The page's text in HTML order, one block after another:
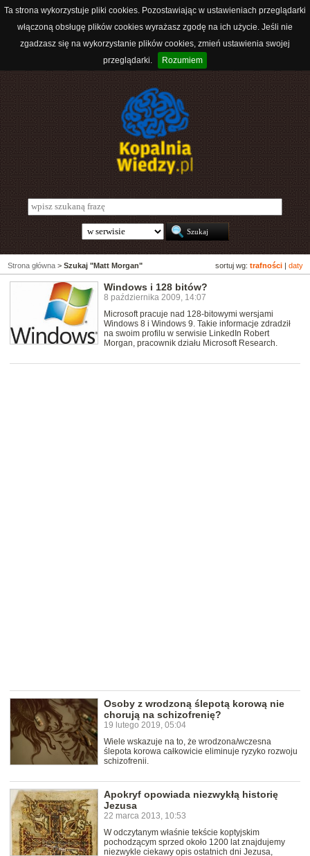
Ta strona wykorzystuje pliki cookies. Pozostawiając w ustawieniach przeglądarki
włączoną obsługę plików cookies wyrażasz zgodę na ich użycie. Jeśli nie
zgadzasz się na wykorzystanie plików cookies, zmień ustawienia swojej
przeglądarki.
Rozumiem
sortuj wg: trafności daty
Strona główna > Szukaj "Matt Morgan"
Windows i 128 bitów?
8 października 2009, 14:07
Microsoft pracuje nad 128-bitowymi wersjami
Windows 8 i Windows 9. Takie informacje zdradził
na swoim profilu w serwisie LinkedIn Robert
Morgan, pracownik działu Microsoft Research.
Osoby z wrodzoną ślepotą korową nie
chorują na schizofrenię?
19 lutego 2019, 05:04
Wiele wskazuje na to, że wrodzona/wczesna
ślepota korowa całkowicie eliminuje ryzyko rozwoju
schizofrenii.
Apokryf opowiada niezwykłą historię
Jezusa
22 marca 2013, 10:53
W odczytanym właśnie tekście koptyjskim
pochodzącym sprzed około 1200 lat znajdujemy
niezwykle ciekawy opis ostatnich dni Jezusa,